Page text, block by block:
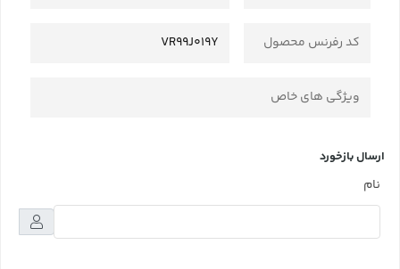
کد رفرنس محصول VR99J019Y
ویژگی های خاص
ارسال بازخورد
نام